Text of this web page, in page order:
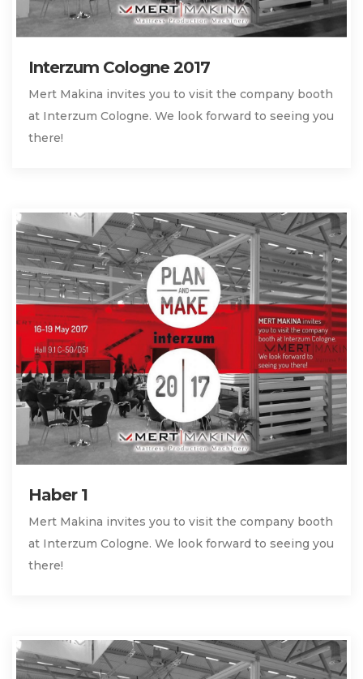
Interzum Cologne 2017
Mert Makina invites you to visit the company booth
at Interzum Cologne. We look forward to seeing you
there!
Haber 1
Mert Makina invites you to visit the company booth
at Interzum Cologne. We look forward to seeing you
there!